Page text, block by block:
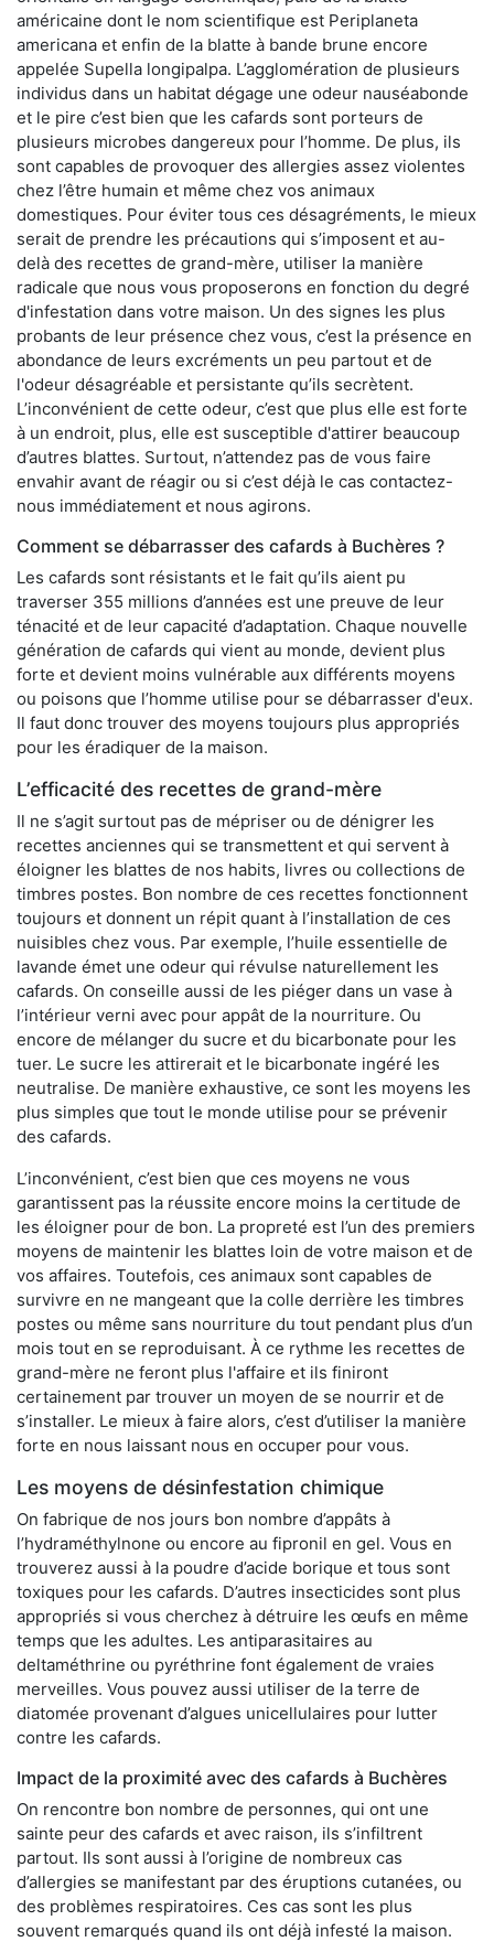
américaine dont le nom scientifique est Periplaneta
americana et enfin de la blatte à bande brune encore
appelée Supella longipalpa. L’agglomération de plusieurs
individus dans un habitat dégage une odeur nauséabonde
et le pire c’est bien que les cafards sont porteurs de
plusieurs microbes dangereux pour l’homme. De plus, ils
sont capables de provoquer des allergies assez violentes
chez l’être humain et même chez vos animaux
domestiques. Pour éviter tous ces désagréments, le mieux
serait de prendre les précautions qui s’imposent et au-
delà des recettes de grand-mère, utiliser la manière
radicale que nous vous proposerons en fonction du degré
d'infestation dans votre maison. Un des signes les plus
probants de leur présence chez vous, c’est la présence en
abondance de leurs excréments un peu partout et de
l'odeur désagréable et persistante qu’ils secrètent.
L’inconvénient de cette odeur, c’est que plus elle est forte
à un endroit, plus, elle est susceptible d'attirer beaucoup
d’autres blattes. Surtout, n’attendez pas de vous faire
envahir avant de réagir ou si c’est déjà le cas contactez-
nous immédiatement et nous agirons.
Comment se débarrasser des cafards à Buchères ?
Les cafards sont résistants et le fait qu’ils aient pu
traverser 355 millions d’années est une preuve de leur
ténacité et de leur capacité d’adaptation. Chaque nouvelle
génération de cafards qui vient au monde, devient plus
forte et devient moins vulnérable aux différents moyens
ou poisons que l’homme utilise pour se débarrasser d'eux.
Il faut donc trouver des moyens toujours plus appropriés
pour les éradiquer de la maison.
L’efficacité des recettes de grand-mère
Il ne s’agit surtout pas de mépriser ou de dénigrer les
recettes anciennes qui se transmettent et qui servent à
éloigner les blattes de nos habits, livres ou collections de
timbres postes. Bon nombre de ces recettes fonctionnent
toujours et donnent un répit quant à l’installation de ces
nuisibles chez vous. Par exemple, l’huile essentielle de
lavande émet une odeur qui révulse naturellement les
cafards. On conseille aussi de les piéger dans un vase à
l’intérieur verni avec pour appât de la nourriture. Ou
encore de mélanger du sucre et du bicarbonate pour les
tuer. Le sucre les attirerait et le bicarbonate ingéré les
neutralise. De manière exhaustive, ce sont les moyens les
plus simples que tout le monde utilise pour se prévenir
des cafards.
L’inconvénient, c’est bien que ces moyens ne vous
garantissent pas la réussite encore moins la certitude de
les éloigner pour de bon. La propreté est l’un des premiers
moyens de maintenir les blattes loin de votre maison et de
vos affaires. Toutefois, ces animaux sont capables de
survivre en ne mangeant que la colle derrière les timbres
postes ou même sans nourriture du tout pendant plus d’un
mois tout en se reproduisant. À ce rythme les recettes de
grand-mère ne feront plus l'affaire et ils finiront
certainement par trouver un moyen de se nourrir et de
s’installer. Le mieux à faire alors, c’est d’utiliser la manière
forte en nous laissant nous en occuper pour vous.
Les moyens de désinfestation chimique
On fabrique de nos jours bon nombre d’appâts à
l’hydraméthylnone ou encore au fipronil en gel. Vous en
trouverez aussi à la poudre d’acide borique et tous sont
toxiques pour les cafards. D’autres insecticides sont plus
appropriés si vous cherchez à détruire les œufs en même
temps que les adultes. Les antiparasitaires au
deltaméthrine ou pyréthrine font également de vraies
merveilles. Vous pouvez aussi utiliser de la terre de
diatomée provenant d’algues unicellulaires pour lutter
contre les cafards.
Impact de la proximité avec des cafards à Buchères
On rencontre bon nombre de personnes, qui ont une
sainte peur des cafards et avec raison, ils s’infiltrent
partout. Ils sont aussi à l’origine de nombreux cas
d’allergies se manifestant par des éruptions cutanées, ou
des problèmes respiratoires. Ces cas sont les plus
souvent remarqués quand ils ont déjà infesté la maison.